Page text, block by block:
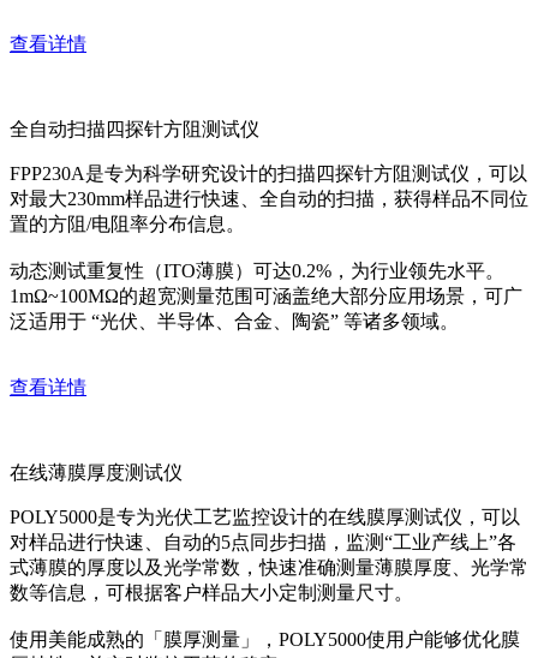
查看详情
全自动扫描四探针方阻测试仪
FPP230A是专为科学研究设计的扫描四探针方阻测试仪，可以
对最大230mm样品进行快速、全自动的扫描，获得样品不同位
置的方阻/电阻率分布信息。
动态测试重复性（ITO薄膜）可达0.2%，为行业领先水平。
1mΩ~100MΩ的超宽测量范围可涵盖绝大部分应用场景，可广
泛适用于 “光伏、半导体、合金、陶瓷” 等诸多领域。
查看详情
在线薄膜厚度测试仪
POLY5000是专为光伏工艺监控设计的在线膜厚测试仪，可以
对样品进行快速、自动的5点同步扫描，监测“工业产线上”各
式薄膜的厚度以及光学常数，快速准确测量薄膜厚度、光学常
数等信息，可根据客户样品大小定制测量尺寸。
使用美能成熟的「膜厚测量」，POLY5000使用户能够优化膜